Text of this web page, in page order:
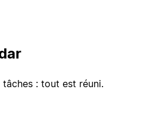
: tout est réuni.